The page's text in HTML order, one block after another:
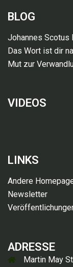
BLOG
Johannes Scotus
Das Wort ist dir
Mut zur
VIDEOS
LINKS
Andere
Newsletter
ADRESSE
Martin May